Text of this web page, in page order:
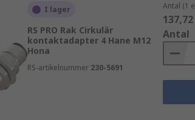
I lager
RS PRO Rak Cirkulär
kontaktadapter 4 Hane M12
Hona
RS-artikelnummer 230-5691
Antal (1
Antal